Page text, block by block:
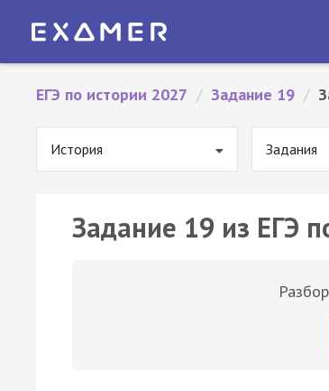
ЕГЭ по истории 2027 / Задание 19 /
История Задания
Задание 19 из ЕГЭ